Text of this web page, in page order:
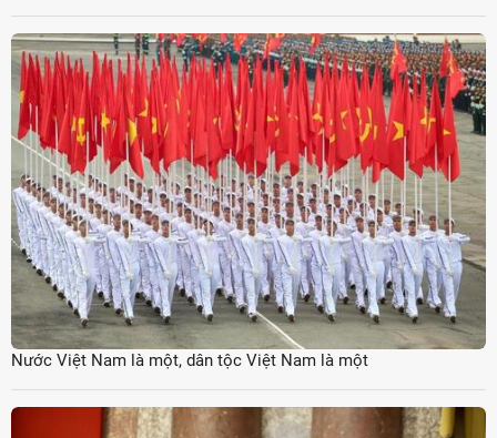
Nước Việt Nam là một, dân tộc Việt Nam là một